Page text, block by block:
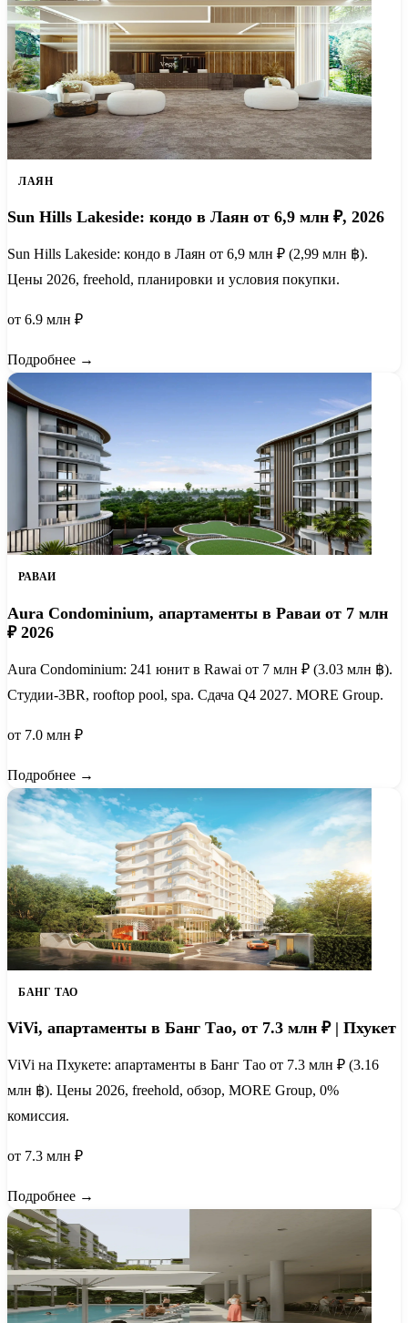
ЛАЯН
Sun Hills Lakeside: кондо в Лаян от 6,9 млн ₽, 2026
Sun Hills Lakeside: кондо в Лаян от 6,9 млн ₽ (2,99 млн ฿).
Цены 2026, freehold, планировки и условия покупки.
от 6.9 млн ₽
Подробнее →
РАВАИ
Aura Condominium, апартаменты в Раваи от 7 млн
₽ 2026
Aura Condominium: 241 юнит в Rawai от 7 млн ₽ (3.03 млн ฿).
Студии-3BR, rooftop pool, spa. Сдача Q4 2027. MORE Group.
от 7.0 млн ₽
Подробнее →
БАНГ ТАО
ViVi, апартаменты в Банг Тао, от 7.3 млн ₽ | Пхукет
ViVi на Пхукете: апартаменты в Банг Тао от 7.3 млн ₽ (3.16
млн ฿). Цены 2026, freehold, обзор, MORE Group, 0%
комиссия.
от 7.3 млн ₽
Подробнее →